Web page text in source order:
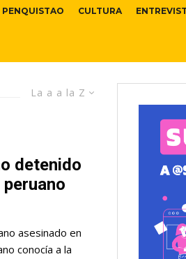
PENQUISTAO CULTURA
La a a la Z
detenido
asesinado en
conocía a la